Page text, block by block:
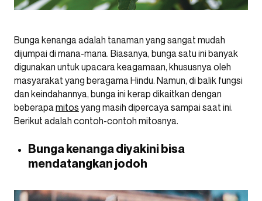
Bunga kenanga adalah tanaman yang sangat mudah
dijumpai di mana-mana. Biasanya, bunga satu ini banyak
digunakan untuk upacara keagamaan, khususnya oleh
masyarakat yang beragama Hindu. Namun, di balik fungsi
dan keindahannya, bunga ini kerap dikaitkan dengan
beberapamitos yang masih dipercaya sampai saat ini.
Berikut adalah contoh-contoh mitosnya.
Bunga kenanga diyakini bisa
mendatangkan jodoh